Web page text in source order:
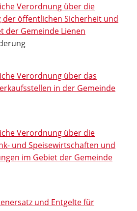
Verordnung über die
öffentlichen Sicherheit und
der Gemeinde Lienen
Verordnung über das
in der Gemeinde
Verordnung über die
und Speisewirtschaften und
im Gebiet der Gemeinde
und Entgelte für